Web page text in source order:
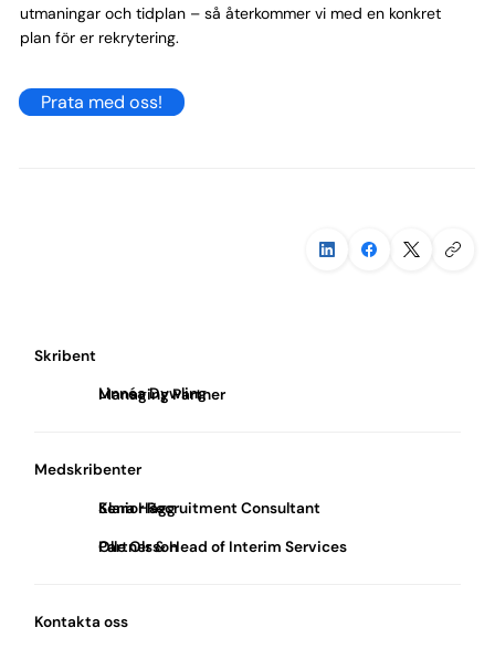
Skribent
Linnéa Dywling
Managing Partner
Medskribenter
Klara Hägg
Senior Recruitment Consultant
Olle Olsson
Partner & Head of Interim Services
Kontakta oss
utmaningar och tidplan – så återkommer vi med en konkret
plan för er rekrytering.
Prata med oss!